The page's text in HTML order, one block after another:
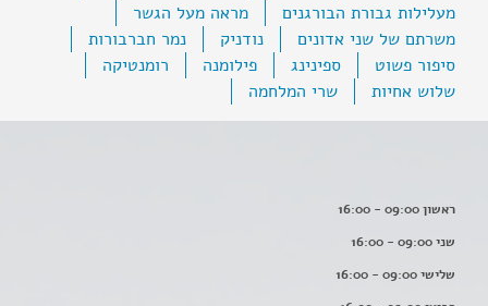
מעלילות גבורת הבורגנים
מראה מעל הגשר
משרתם של שני אדונים
נודניק
נמר חברבורות
סיפור פשוט
ספינינג פילומנה
רומנטיקה
שלוש אחיות
שרי המלחמה
ראשון 09:00 - 16:00
שני 09:00 - 16:00
שלישי 09:00 - 16:00